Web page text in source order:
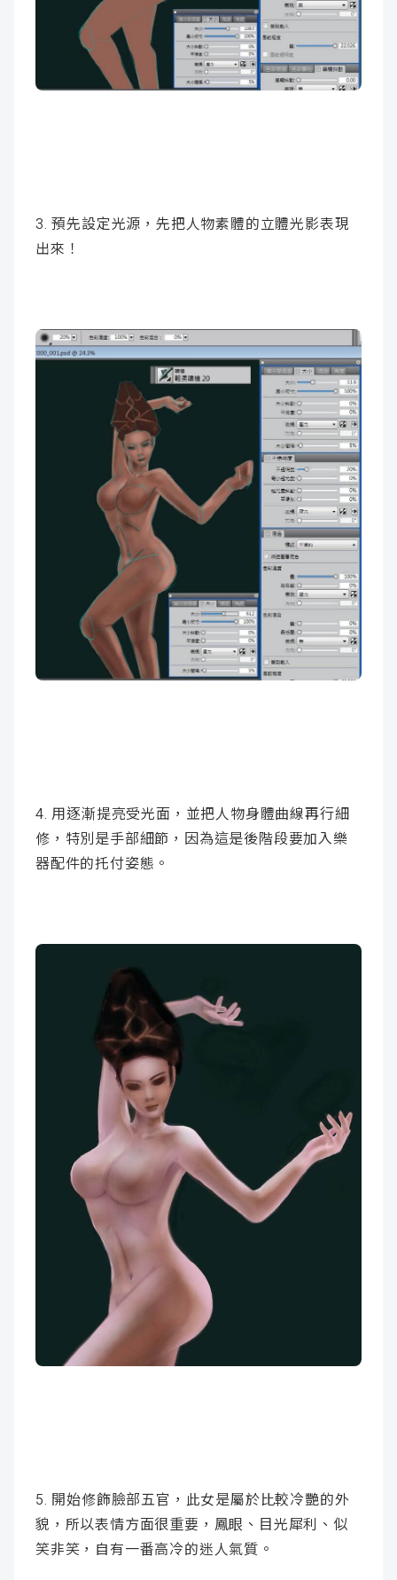
3. 預先設定光源，先把人物素體的立體光影表現
出來！
4. 用逐漸提亮受光面，並把人物身體曲線再行細
修，特別是手部細節，因為這是後階段要加入樂
器配件的托付姿態。
5. 開始修飾臉部五官，此女是屬於比較冷艷的外
貌，所以表情方面很重要，鳳眼、目光犀利、似
笑非笑，自有一番高冷的迷人氣質。